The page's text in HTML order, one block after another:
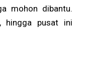
mohon dibantu.
hingga pusat ini